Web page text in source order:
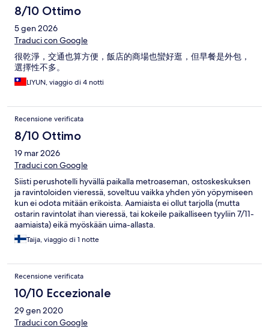
8/10 Ottimo
5 gen 2026
Traduci con Google
很乾淨，交通也算方便，飯店的商場也蠻好逛，但早餐是外包，
選擇性不多。
LIYUN, viaggio di 4 notti
Recensione verificata
8/10 Ottimo
19 mar 2026
Traduci con Google
Siisti perushotelli hyvällä paikalla metroaseman, ostoskeskuksen
ja ravintoloiden vieressä, soveltuu vaikka yhden yön yöpymiseen
kun ei odota mitään erikoista. Aamiaista ei ollut tarjolla (mutta
ostarin ravintolat ihan vieressä, tai kokeile paikalliseen tyyliin 7/11-
aamiaista) eikä myöskään uima-allasta.
Taija, viaggio di 1 notte
Recensione verificata
10/10 Eccezionale
29 gen 2020
Traduci con Google